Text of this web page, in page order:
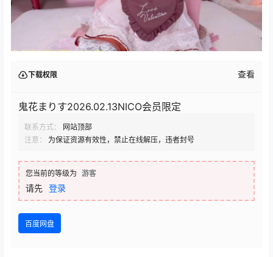
下载权限 查看
鬼花まりす2026.02.13NICO会员限定
联系方式：
网站顶部
注意：
为保证资源有效性，禁止在线解压，违者封号
您当前的等级为 游客
请先 登录
百度网盘